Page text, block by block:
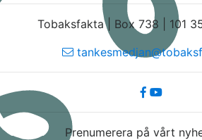
Tobaksfakta | Box 738 | 101
Prenumerera på vårt